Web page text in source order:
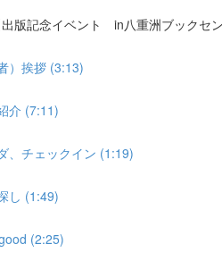
版記念イベント in八重洲ブックセ
）挨拶 (3:13)
介 (7:11)
、チェックイン (1:19)
し (1:49)
(2:25)